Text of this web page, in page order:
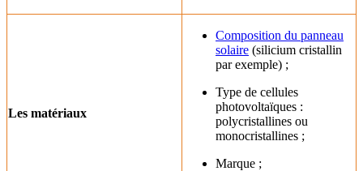
Les matériaux
Composition du panneau
solaire (silicium cristallin
par exemple) ;
Type de cellules
photovoltaïques :
polycristallines ou
monocristallines ;
Marque ;